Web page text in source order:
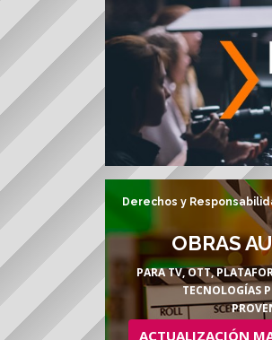
Derechos y
OBRAS
PARA TV, OTT,
TECNOLOGÍAS
ACTUALIZACIÓN